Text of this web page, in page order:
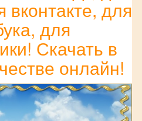
вконтакте, для
для
Скачать в
онлайн!